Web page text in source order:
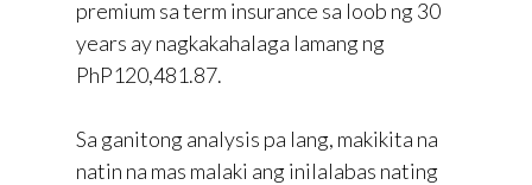
premium sa term insurance sa loob ng 30
years ay nagkakahalaga lamang ng
PhP120,481.87.
Sa ganitong analysis pa lang, makikita na
natin na mas malaki ang inilalabas nating